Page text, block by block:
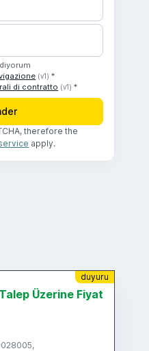
(v1) *
di contratto (v1) *
therefore the
apply.
duyuru
Talep Üzerine Fiyat